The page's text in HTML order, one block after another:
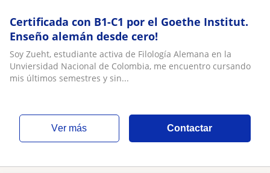
Certificada con B1-C1 por el Goethe Institut.
Enseño alemán desde cero!
Soy Zueht, estudiante activa de Filología Alemana en la
Unviersidad Nacional de Colombia, me encuentro cursando
mis últimos semestres y sin...
ver más Contactar